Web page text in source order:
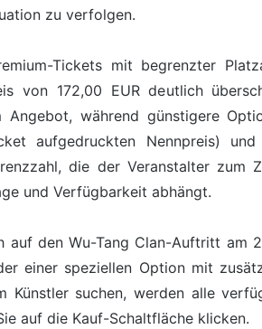
zu verfolgen.
Tickets mit begrenzter
von 172,00 EUR deutlich
Angebot, während günstigere
aufgedruckten Nennpreis)
die der Veranstalter zum
und Verfügbarkeit abhängt.
auf den Wu-Tang Clan-Auftritt am
einer speziellen Option mit
suchen, werden alle
auf die Kauf-Schaltfläche klicken.